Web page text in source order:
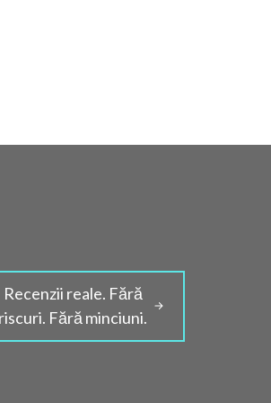
Recenzii reale. Fără
riscuri. Fără minciuni.